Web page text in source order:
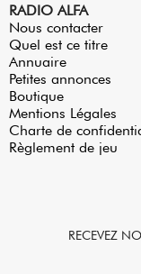
RADIO ALFA
Nous contacter
Quel est ce titre
Annuaire
Petites annonces
Boutique
Mentions Légales
Charte de
Règlement de jeu
RECEVEZ